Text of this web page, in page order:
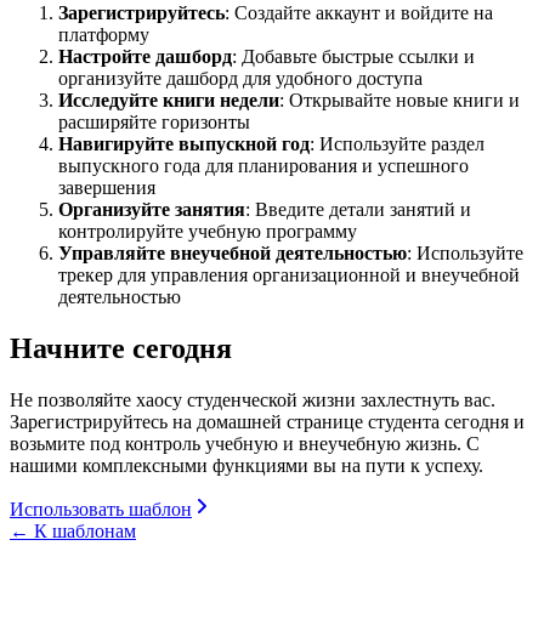
Зарегистрируйтесь: Создайте аккаунт и войдите на
платформу
Настройте дашборд: Добавьте быстрые ссылки и
организуйте дашборд для удобного доступа
Исследуйте книги недели: Открывайте новые книги и
расширяйте горизонты
Навигируйте выпускной год: Используйте раздел
выпускного года для планирования и успешного
завершения
Организуйте занятия: Введите детали занятий и
контролируйте учебную программу
Управляйте внеучебной деятельностью: Используйте
трекер для управления организационной и внеучебной
деятельностью
Начните сегодня
Не позволяйте хаосу студенческой жизни захлестнуть вас.
Зарегистрируйтесь на домашней странице студента сегодня и
возьмите под контроль учебную и внеучебную жизнь. С
нашими комплексными функциями вы на пути к успеху.
Использовать шаблон
← К шаблонам